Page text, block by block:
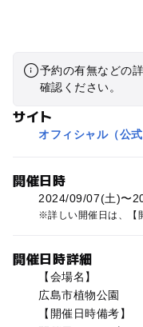
予約の有無などの
確認ください。
サイト
オフィシャル（公
開催日時
2024/09/07(土)〜
詳しい開催日は、【
開催日時詳細
【会場名】
広島市植物公園
【開催日時備考】